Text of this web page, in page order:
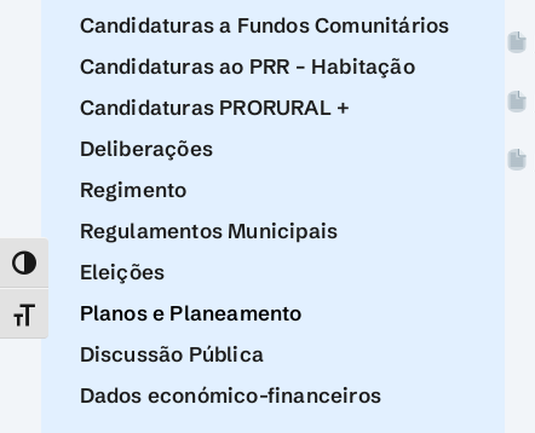
TOGGLE HIGH CONTRAST
TOGGLE FONT SIZE
Candidaturas a Fundos Comunitários
Candidaturas ao PRR – Habitação
Candidaturas PRORURAL +
Deliberações
Regimento
Regulamentos Municipais
Eleições
Planos e Planeamento
Discussão Pública
Dados económico-financeiros